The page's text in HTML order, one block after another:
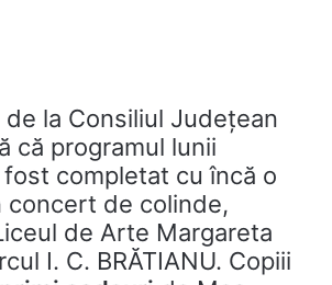
la Consiliul Județean
că programul lunii
completat cu încă o
concert de colinde,
de Arte Margareta
I. C. BRĂTIANU. Copiii